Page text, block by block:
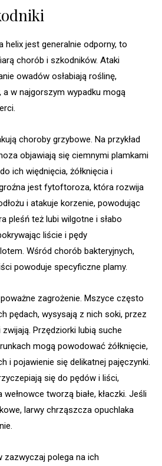
helix jest generalnie odporny, to
chorób i szkodników. Ataki
owadów osłabiają roślinę,
a w najgorszym wypadku mogą
choroby grzybowe. Na przykład
objawiają się ciemnymi plamkami
ich więdnięcia, żółknięcia i
jest fytoftoroza, która rozwija
i atakuje korzenie, powodując
pleśń też lubi wilgotne i słabo
liście i pędy
Wśród chorób bakteryjnych,
powoduje specyficzne plamy.
zagrożenie. Mszyce często
pędach, wysysają z nich soki, przez
Przędziorki lubią suche
mogą powodować żółknięcie,
i pojawienie się delikatnej pajęczynki.
się do pędów i liści,
tworzą białe, kłaczki. Jeśli
larwy chrząszcza opuchlaka
zazwyczaj polega na ich